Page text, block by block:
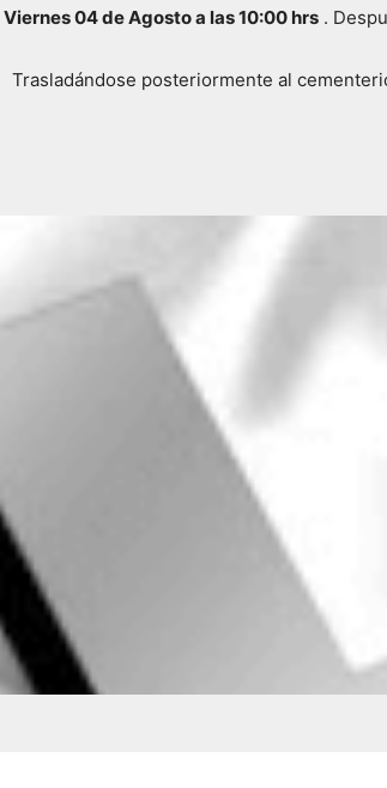
Viernes 04 de Agosto a las 10:00 hrs .
Trasladándose posteriormente al